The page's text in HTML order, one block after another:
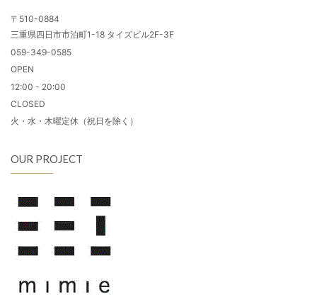
〒510-0884
三重県四日市市泊町1-18 タイズビル2F-3F
059-349-0585
OPEN
12:00 - 20:00
CLOSED
火・水・木曜定休（祝日を除く）
OUR PROJECT